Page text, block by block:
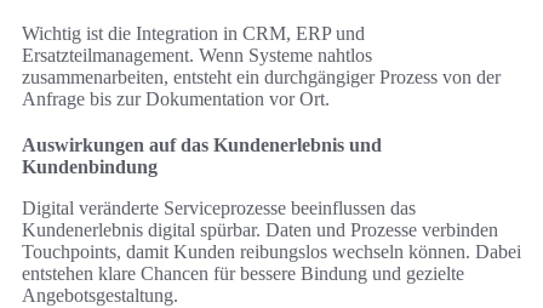
Wichtig ist die Integration in CRM, ERP und
Ersatzteilmanagement. Wenn Systeme nahtlos
zusammenarbeiten, entsteht ein durchgängiger Prozess von der
Anfrage bis zur Dokumentation vor Ort.
Auswirkungen auf das Kundenerlebnis und
Kundenbindung
Digital veränderte Serviceprozesse beeinflussen das
Kundenerlebnis digital spürbar. Daten und Prozesse verbinden
Touchpoints, damit Kunden reibungslos wechseln können. Dabei
entstehen klare Chancen für bessere Bindung und gezielte
Angebotsgestaltung.